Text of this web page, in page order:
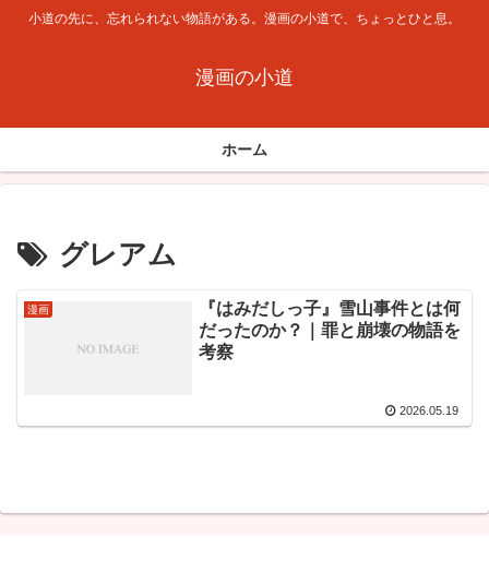
小道の先に、忘れられない物語がある。漫画の小道で、ちょっとひと息。
漫画の小道
ホーム
グレアム
漫画
『はみだしっ子』雪山事件とは何
だったのか？｜罪と崩壊の物語を
考察
2026.05.19